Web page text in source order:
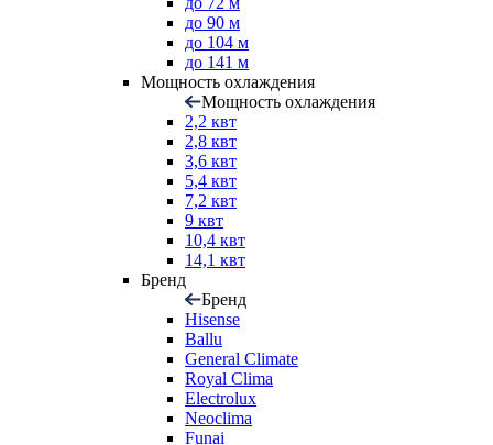
до 90 м
до 104 м
до 141 м
Мощность охлаждения
Мощность охлаждения
2,2 квт
2,8 квт
3,6 квт
5,4 квт
7,2 квт
9 квт
10,4 квт
14,1 квт
Бренд
Бренд
Hisense
Ballu
General Climate
Royal Clima
Electrolux
Neoclima
Funai